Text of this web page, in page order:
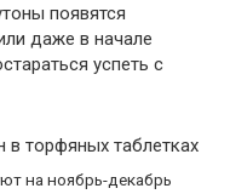
появятся
даже в начале
успеть с
на ноябрь-декабрь